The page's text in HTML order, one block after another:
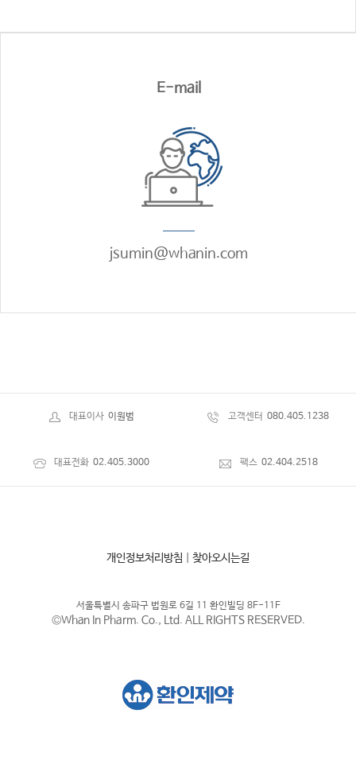
E-mail
jsumin@whanin.com
대표이사 이원범 고객센터 080.405.1238
대표전화 02.405.3000 팩스 02.404.2518
개인정보처리방침 찾아오시는길
서울특별시 송파구 법원로 6길 11 환인빌딩 8F-11F
©Whan In Pharm. Co., Ltd. ALL RIGHTS RESERVED.